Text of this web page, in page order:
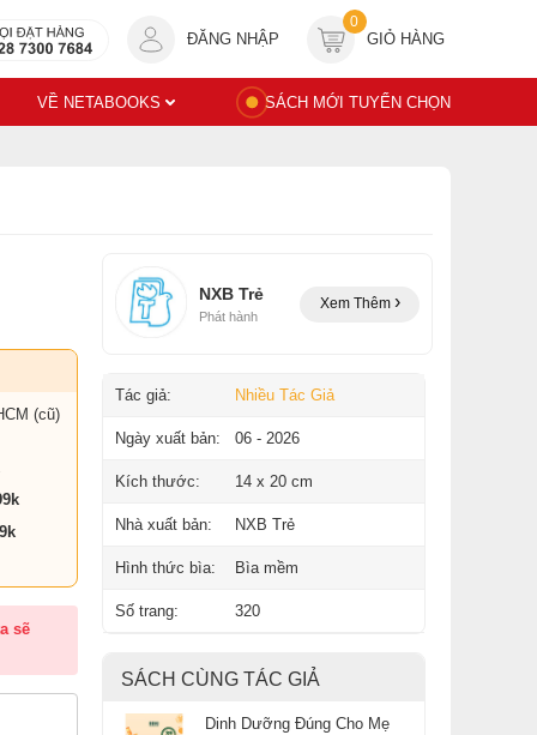
ĐĂNG NHẬP
0
GIỎ HÀNG
VỀ NETABOOKS SÁCH MỚI TUYỂN CHỌN
(cũ)
sẽ
NXB Trẻ
Phát hành
Xem Thêm
Tác giả: Nhiều Tác Giả
Ngày xuất bản: 06 - 2026
Kích thước: 14 x 20 cm
Nhà xuất bản: NXB Trẻ
Hình thức bìa: Bìa mềm
Số trang: 320
SÁCH CÙNG TÁC GIẢ
Dinh Dưỡng Đúng Cho Mẹ